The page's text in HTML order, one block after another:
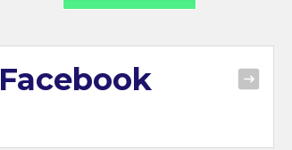
Facebook